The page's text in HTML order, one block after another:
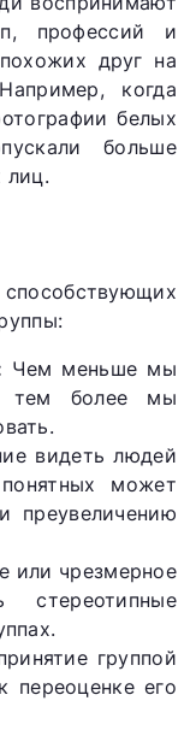
профессий и
друг на
когда
белых
больше
лиц.
Чем меньше мы
тем более мы
видеть людей
может
преувеличению
или чрезмерное
стереотипные
группой
переоценке его